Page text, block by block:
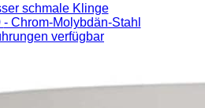
schmale Klinge
- Chrom-Molybdän-Stahl
verfügbar